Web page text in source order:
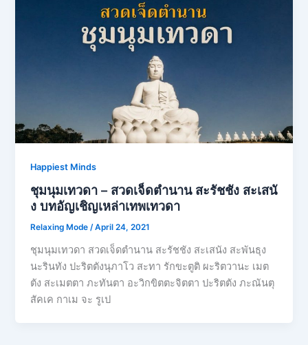
Happiest Minds
ชุมนุมเทวดา – สวดเจ็ดตำนาน สะรัชชัง สะเสนั
ง บทอัญเชิญเหล่าเทพเทวดา
Relaxing Mode/April 24, 2021
ชุมนุมเทวดา สวดเจ็ดตำนาน สะรัชชัง สะเสนัง สะพันธุง
นะรินทัง ปะริตตังนุภาโว สะทา รักขะตูติ ผะริตวานะ เมต
ตัง สะเมตตา ภะทันตา อะวิกขิตตะจิตตา ปะริตตัง ภะณันตุ
สัคเค กาเม จะ รูเป